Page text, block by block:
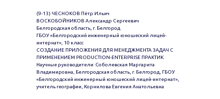
(9-13) ЧЕСНОКОВ Пётр Ильич
ВОСКОБОЙНИКОВ Александр Сергеевич
Белгородская область, г. Белгород
ГБОУ «Белгородский инженерный юношеский лицей-
интернат», 10 класс
СОЗДАНИЕ ПРИЛОЖЕНИЯ ДЛЯ МЕНЕДЖМЕНТА ЗАДАЧ С
ПРИМЕНЕНИЕМ PRODUCTION-ENTERPRISE ПРАКТИК
Научные руководители: Соболевская Маргарита
Владимировна, Белгородская область, г. Белгород, ГБОУ
«Белгородский инженерный юношеский лицей-интернат»,
учитель географии, Корнилова Евгения Анатольевна